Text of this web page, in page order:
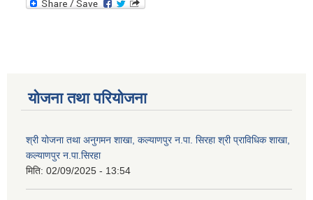
योजना तथा परियोजना
श्री योजना तथा अनुगमन शाखा, कल्याणपुर न.पा. सिरहा श्री प्राविधिक शाखा,
कल्याणपुर न.पा.सिरहा
मिति: 02/09/2025 - 13:54